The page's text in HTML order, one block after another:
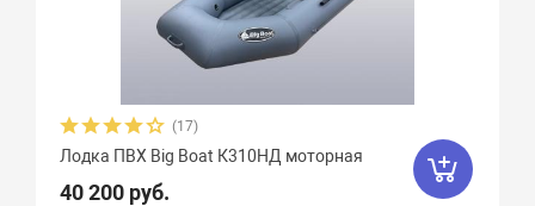
(17)
Лодка ПВХ Big Boat К310НД моторная
40 200 руб.